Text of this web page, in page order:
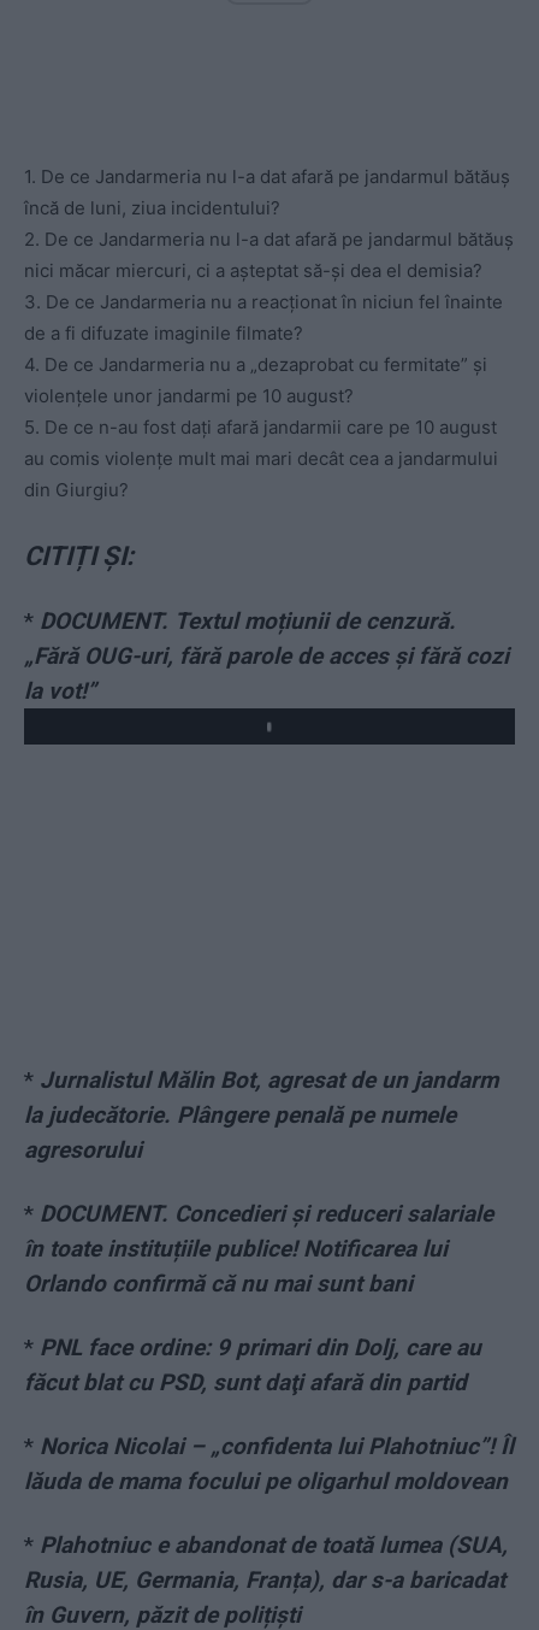
1. De ce Jandarmeria nu l-a dat afară pe jandarmul bătăuș
încă de luni, ziua incidentului?
2. De ce Jandarmeria nu l-a dat afară pe jandarmul bătăuș
nici măcar miercuri, ci a așteptat să-și dea el demisia?
3. De ce Jandarmeria nu a reacționat în niciun fel înainte
de a fi difuzate imaginile filmate?
4. De ce Jandarmeria nu a „dezaprobat cu fermitate” și
violențele unor jandarmi pe 10 august?
5. De ce n-au fost dați afară jandarmii care pe 10 august
au comis violențe mult mai mari decât cea a jandarmului
din Giurgiu?
CITIȚI ȘI:
* DOCUMENT. Textul moțiunii de cenzură.
„Fără OUG-uri, fără parole de acces și fără cozi
la vot!”
Play
* Jurnalistul Mălin Bot, agresat de un jandarm
la judecătorie. Plângere penală pe numele
agresorului
* DOCUMENT. Concedieri și reduceri salariale
în toate instituțiile publice! Notificarea lui
Orlando confirmă că nu mai sunt bani
* PNL face ordine: 9 primari din Dolj, care au
făcut blat cu PSD, sunt daţi afară din partid
* Norica Nicolai – „confidenta lui Plahotniuc”! Îl
lăuda de mama focului pe oligarhul moldovean
* Plahotniuc e abandonat de toată lumea (SUA,
Rusia, UE, Germania, Franța), dar s-a baricadat
în Guvern, păzit de polițiști